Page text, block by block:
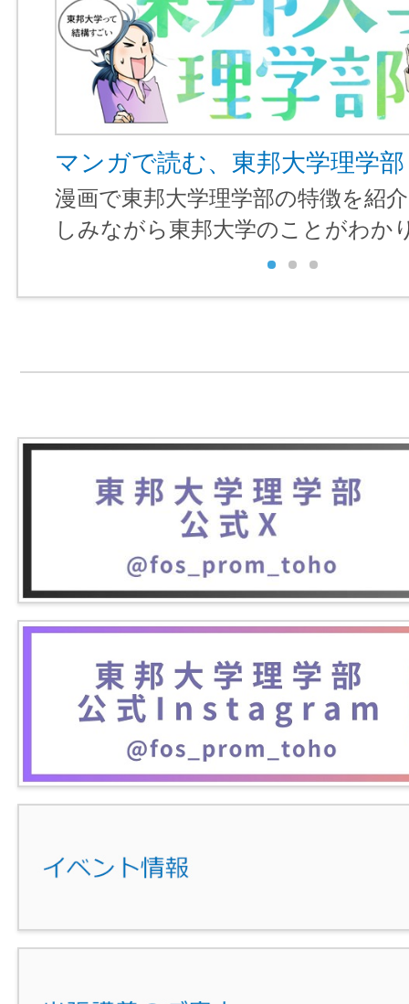
マンガで読む、東邦大学理学部
漫画で東邦大学理学部の特徴を紹
しみながら東邦大学のことがわか